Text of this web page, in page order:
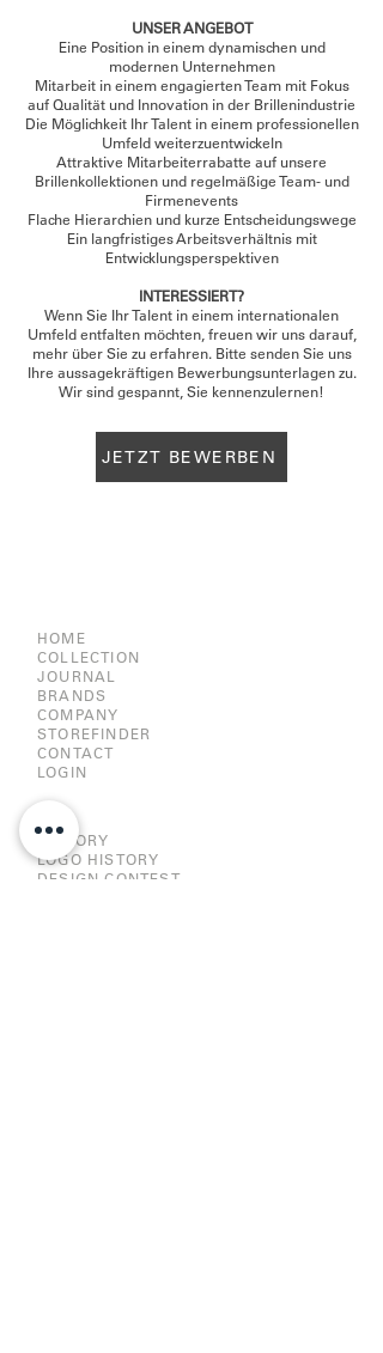
UNSER ANGEBOT
Eine Position in einem dynamischen und
modernen Unternehmen
Mitarbeit in einem engagierten Team mit Fokus
auf Qualität und Innovation in der Brillenindustrie
Die Möglichkeit Ihr Talent in einem professionellen
Umfeld weiterzuentwickeln
Attraktive Mitarbeiterrabatte auf unsere
Brillenkollektionen und regelmäßige Team- und
Firmenevents
Flache Hierarchien und kurze Entscheidungswege
Ein langfristiges Arbeitsverhältnis mit
Entwicklungsperspektiven
INTERESSIERT?
Wenn Sie Ihr Talent in einem internationalen
Umfeld entfalten möchten, freuen wir uns darauf,
mehr über Sie zu erfahren. Bitte senden Sie uns
Ihre aussagekräftigen Bewerbungsunterlagen zu.
Wir sind gespannt, Sie kennenzulernen!
JETZT BEWERBEN
HOME
COLLECTION
JOURNAL
BRANDS
COMPANY
STOREFINDER
CONTACT
LOGIN
HISTORY
LOGO HISTORY
DESIGN CONTEST